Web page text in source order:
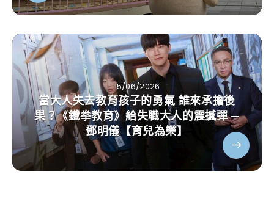
15/06/2026
當大人失去教育孩子的勇氣 誰來承擔後
果？《鐵拳教育》給失職大人的震撼彈 ─
鄧明儀【育兒為樂】